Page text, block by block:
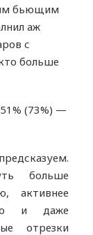
бьющим
аж
с
больше
51% (73%) —
больше
активнее
и даже
отрезки